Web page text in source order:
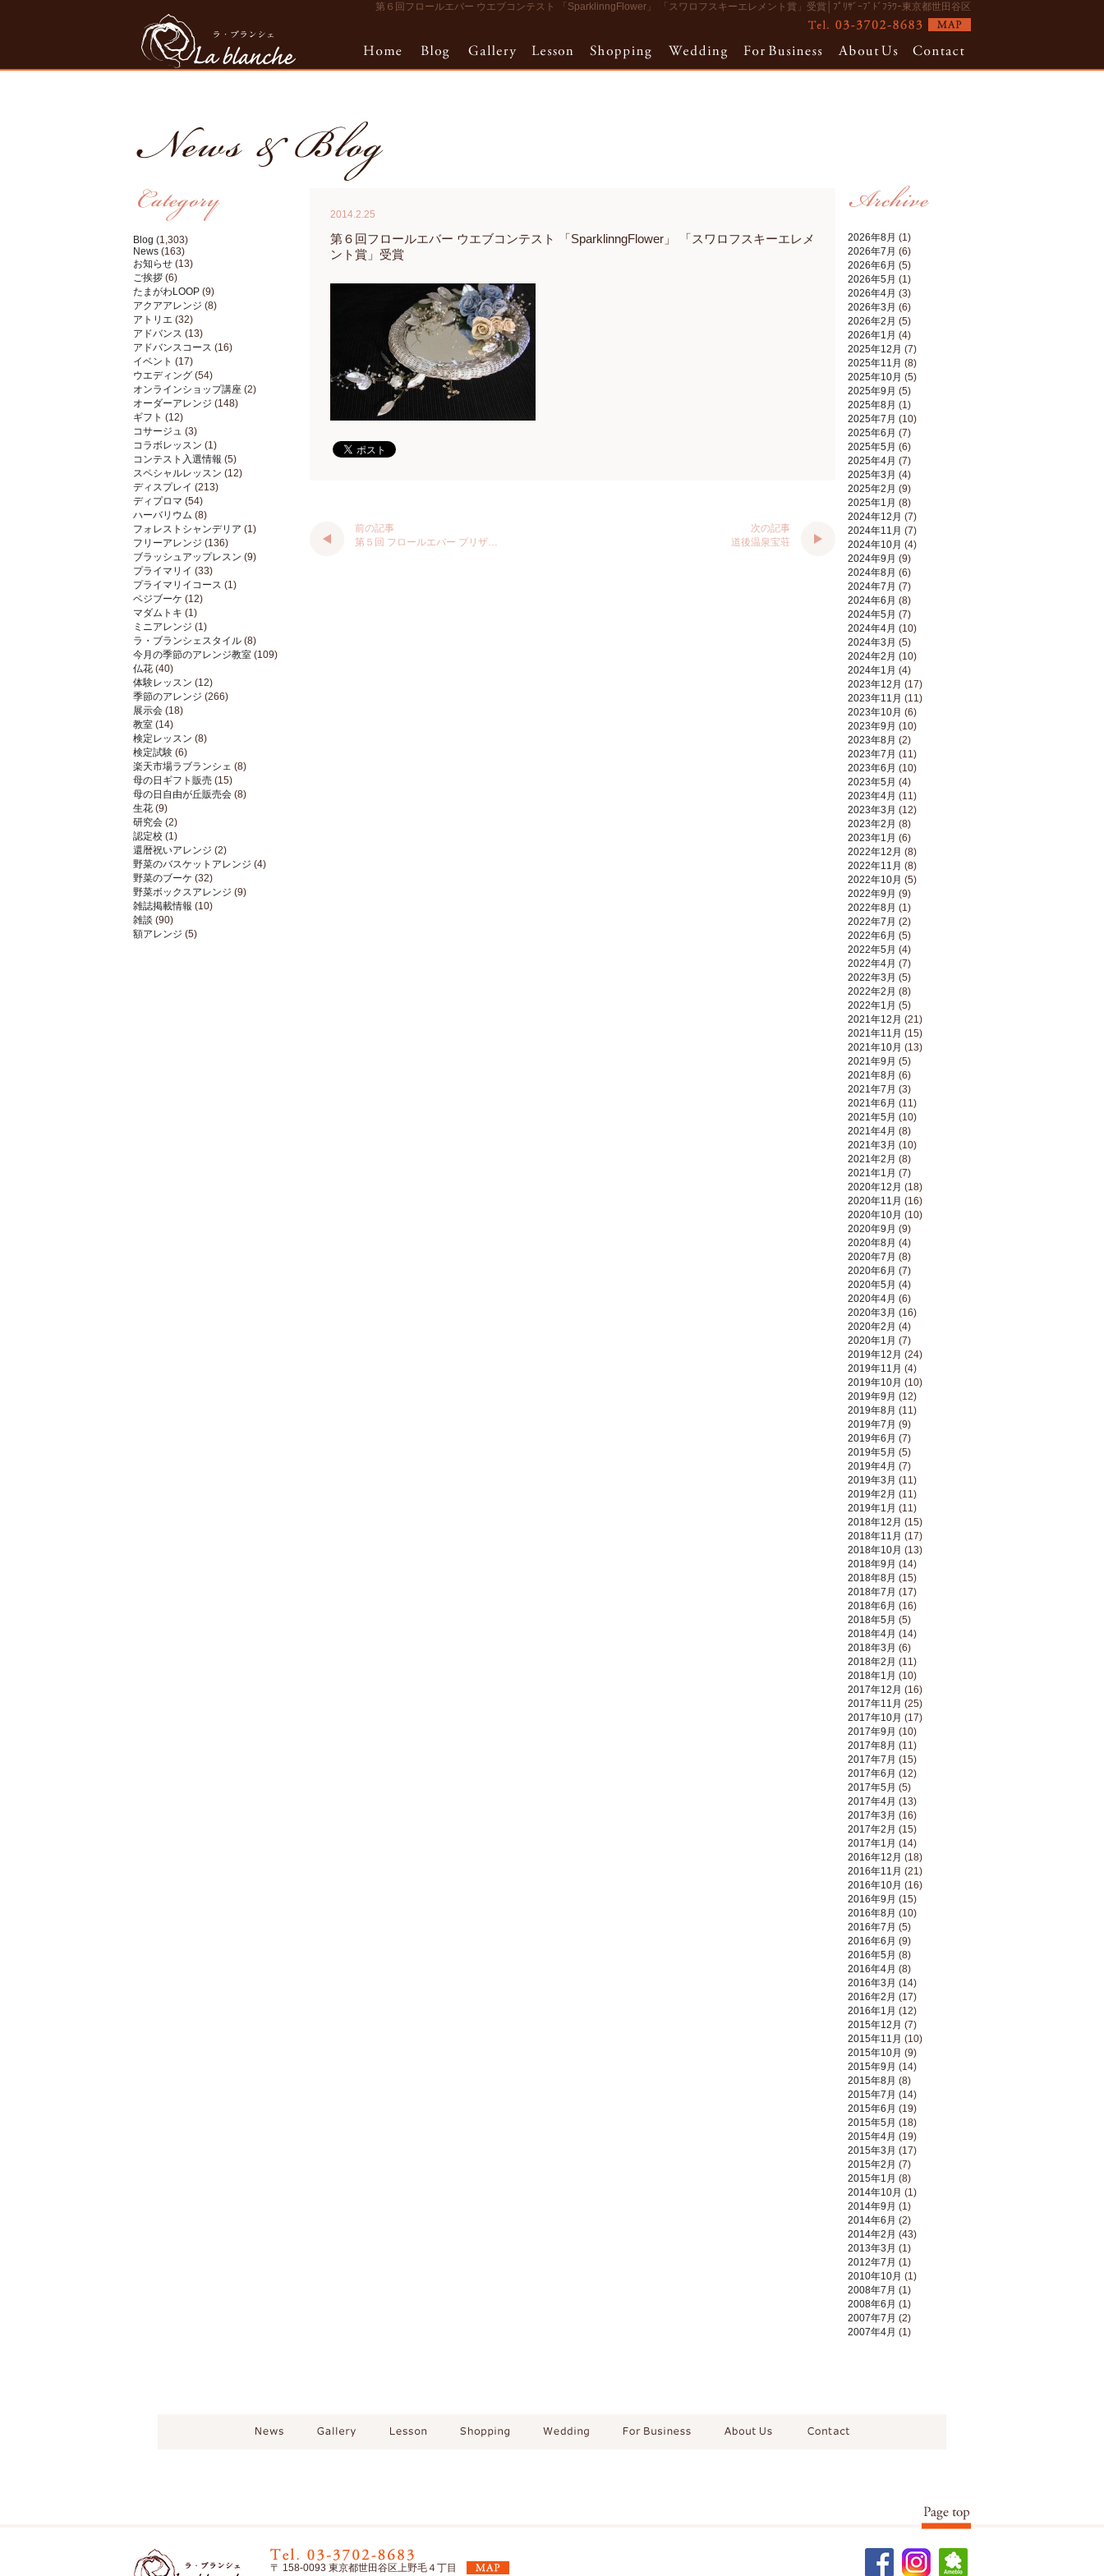
第６回フロールエバー ウエブコンテスト 「SparklinngFlower」 「スワロフスキーエレメント賞」受賞│ﾌﾟﾘｻﾞｰﾌﾞﾄﾞﾌﾗﾜｰ東京都世田谷区
Blog (1,303)
News (163)
お知らせ (13)
ご挨拶 (6)
たまがわLOOP (9)
アクアアレンジ (8)
アトリエ (32)
アドバンス (13)
アドバンスコース (16)
イベント (17)
ウエディング (54)
オンラインショップ講座 (2)
オーダーアレンジ (148)
ギフト (12)
コサージュ (3)
コラボレッスン (1)
コンテスト入選情報 (5)
スペシャルレッスン (12)
ディスプレイ (213)
ディプロマ (54)
ハーバリウム (8)
フォレストシャンデリア (1)
フリーアレンジ (136)
ブラッシュアップレスン (9)
プライマリイ (33)
プライマリイコース (1)
ベジブーケ (12)
マダムトキ (1)
ミニアレンジ (1)
ラ・ブランシェスタイル (8)
今月の季節のアレンジ教室 (109)
仏花 (40)
体験レッスン (12)
季節のアレンジ (266)
展示会 (18)
教室 (14)
検定レッスン (8)
検定試験 (6)
楽天市場ラブランシェ (8)
母の日ギフト販売 (15)
母の日自由が丘販売会 (8)
生花 (9)
研究会 (2)
認定校 (1)
還暦祝いアレンジ (2)
野菜のバスケットアレンジ (4)
野菜のブーケ (32)
野菜ボックスアレンジ (9)
雑誌掲載情報 (10)
雑談 (90)
額アレンジ (5)
2026年8月 (1)
2026年7月 (6)
2026年6月 (5)
2026年5月 (1)
2026年4月 (3)
2026年3月 (6)
2026年2月 (5)
2026年1月 (4)
2025年12月 (7)
2025年11月 (8)
2025年10月 (5)
2025年9月 (5)
2025年8月 (1)
2025年7月 (10)
2025年6月 (7)
2025年5月 (6)
2025年4月 (7)
2025年3月 (4)
2025年2月 (9)
2025年1月 (8)
2024年12月 (7)
2024年11月 (7)
2024年10月 (4)
2024年9月 (9)
2024年8月 (6)
2024年7月 (7)
2024年6月 (8)
2024年5月 (7)
2024年4月 (10)
2024年3月 (5)
2024年2月 (10)
2024年1月 (4)
2023年12月 (17)
2023年11月 (11)
2023年10月 (6)
2023年9月 (10)
2023年8月 (2)
2023年7月 (11)
2023年6月 (10)
2023年5月 (4)
2023年4月 (11)
2023年3月 (12)
2023年2月 (8)
2023年1月 (6)
2022年12月 (8)
2022年11月 (8)
2022年10月 (5)
2022年9月 (9)
2022年8月 (1)
2022年7月 (2)
2022年6月 (5)
2022年5月 (4)
2022年4月 (7)
2022年3月 (5)
2022年2月 (8)
2022年1月 (5)
2021年12月 (21)
2021年11月 (15)
2021年10月 (13)
2021年9月 (5)
2021年8月 (6)
2021年7月 (3)
2021年6月 (11)
2021年5月 (10)
2021年4月 (8)
2021年3月 (10)
2021年2月 (8)
2021年1月 (7)
2020年12月 (18)
2020年11月 (16)
2020年10月 (10)
2020年9月 (9)
2020年8月 (4)
2020年7月 (8)
2020年6月 (7)
2020年5月 (4)
2020年4月 (6)
2020年3月 (16)
2020年2月 (4)
2020年1月 (7)
2019年12月 (24)
2019年11月 (4)
2019年10月 (10)
2019年9月 (12)
2019年8月 (11)
2019年7月 (9)
2019年6月 (7)
2019年5月 (5)
2019年4月 (7)
2019年3月 (11)
2019年2月 (11)
2019年1月 (11)
2018年12月 (15)
2018年11月 (17)
2018年10月 (13)
2018年9月 (14)
2018年8月 (15)
2018年7月 (17)
2018年6月 (16)
2018年5月 (5)
2018年4月 (14)
2018年3月 (6)
2018年2月 (11)
2018年1月 (10)
2017年12月 (16)
2017年11月 (25)
2017年10月 (17)
2017年9月 (10)
2017年8月 (11)
2017年7月 (15)
2017年6月 (12)
2017年5月 (5)
2017年4月 (13)
2017年3月 (16)
2017年2月 (15)
2017年1月 (14)
2016年12月 (18)
2016年11月 (21)
2016年10月 (16)
2016年9月 (15)
2016年8月 (10)
2016年7月 (5)
2016年6月 (9)
2016年5月 (8)
2016年4月 (8)
2016年3月 (14)
2016年2月 (17)
2016年1月 (12)
2015年12月 (7)
2015年11月 (10)
2015年10月 (9)
2015年9月 (14)
2015年8月 (8)
2015年7月 (14)
2015年6月 (19)
2015年5月 (18)
2015年4月 (19)
2015年3月 (17)
2015年2月 (7)
2015年1月 (8)
2014年10月 (1)
2014年9月 (1)
2014年6月 (2)
2014年2月 (43)
2013年3月 (1)
2012年7月 (1)
2010年10月 (1)
2008年7月 (1)
2008年6月 (1)
2007年7月 (2)
2007年4月 (1)
2014.2.25
第６回フロールエバー ウエブコンテスト 「SparklinngFlower」 「スワロフスキーエレメ
ント賞」受賞
前の記事
第５回 フロールエバー プリザ…
次の記事
道後温泉宝荘
〒 158-0093 東京都世田谷区上野毛４丁目